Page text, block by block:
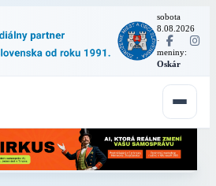
sobota
8.08.2026
·
meniny:
Oskár